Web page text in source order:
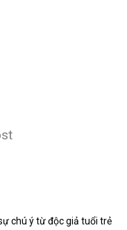
chú ý từ độc giả tuổi trẻ